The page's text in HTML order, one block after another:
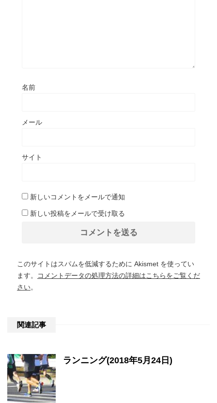
名前
メール
サイト
新しいコメントをメールで通知
新しい投稿をメールで受け取る
このサイトはスパムを低減するために Akismet を使ってい
ます。
コメントデータの処理方法の詳細はこちらをご覧くだ
さい。
関連記事
ランニング(2018年5月24日)